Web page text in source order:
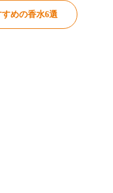
めの香水6選